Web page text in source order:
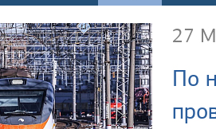
27
По